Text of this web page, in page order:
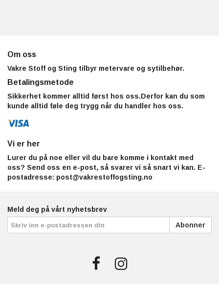
Om oss
Vakre Stoff og Sting tilbyr metervare og sytilbehør.
Betalingsmetode
Sikkerhet kommer alltid først hos oss.Derfor kan du som
kunde alltid føle deg trygg når du handler hos oss.
Vi er her
Lurer du på noe eller vil du bare komme i kontakt med
oss? Send oss en e-post, så svarer vi så snart vi kan. E-
postadresse: post@vakrestoffogsting.no
Meld deg på vårt nyhetsbrev
Abonner